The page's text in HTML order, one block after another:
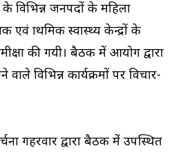
के विभिन्न जनपदों के महिला
एवं प्राथमिक स्वास्थ्य केन्द्रों के
की गयी। बैठक में आयोग द्वारा
विभिन्न कार्यक्रमों पर विचार-
गहरवार द्वारा बैठक में उपस्थित